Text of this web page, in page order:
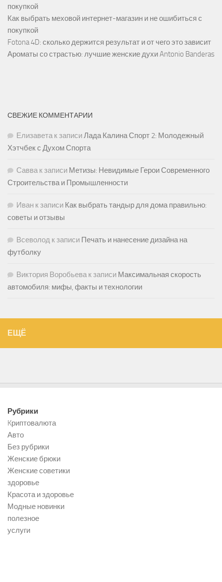
покупкой
Как выбрать меховой интернет-магазин и не ошибиться с
покупкой
Fotona 4D: сколько держится результат и от чего это зависит
Ароматы со страстью: лучшие женские духи Antonio Banderas
СВЕЖИЕ КОММЕНТАРИИ
Елизаветак записиЛада Калина Спорт 2: Молодежный
Хэтчбек с Духом Спорта
Саввак записи Метизы: Невидимые Герои Современного
Строительства и Промышленности
Иван к записи Как выбрать тандыр для дома правильно:
советы и отзывы
Всеволод к записи Печать и нанесение дизайна на
футболку
Виктория Воробьевак записи Максимальная скорость
автомобиля: мифы, факты и технологии
ЕЩЁ
Рубрики
Kриптовалюта
Авто
Без рубрики
Женские брюки
Женские советики
здоровье
Красота и здоровье
Модные новинки
полезное
услуги